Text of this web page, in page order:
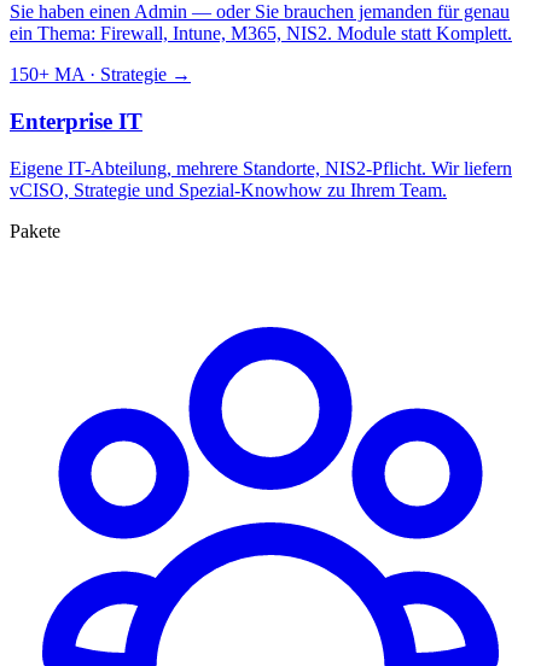
Sie haben einen Admin — oder Sie brauchen jemanden für genau
ein Thema: Firewall, Intune, M365, NIS2. Module statt Komplett.
150+ MA · Strategie →
Enterprise IT
Eigene IT-Abteilung, mehrere Standorte, NIS2-Pflicht. Wir liefern
vCISO, Strategie und Spezial-Knowhow zu Ihrem Team.
Pakete